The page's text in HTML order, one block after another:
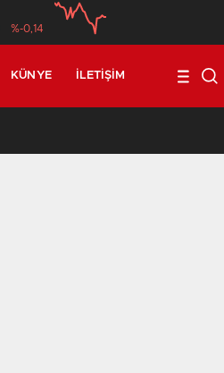
%-0,14
KÜNYE İLETIŞIM